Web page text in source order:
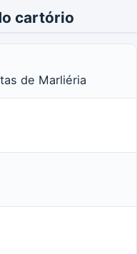
cartório
de Marliéria